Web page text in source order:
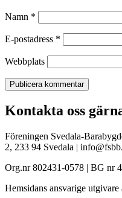
Namn *
E-postadress *
Webbplats
Kontakta oss
Föreningen Svedala-
2, 233 94 Svedala |
Org.nr 802431-0578 | BG nr
Hemsidans ansvarige